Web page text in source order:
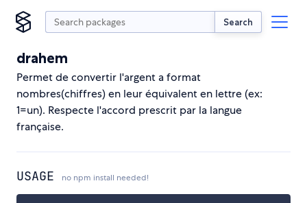
Search
drahem
Permet de convertir l'argent a format
nombres(chiffres) en leur équivalent en lettre (ex:
1=un). Respecte l'accord prescrit par la langue
française.
USAGE no npm install needed!